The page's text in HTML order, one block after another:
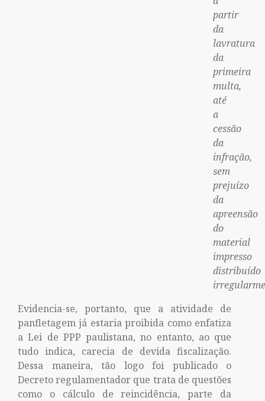
partir
da
lavratura
da
primeira
multa,
até
a
cessão
da
infração,
sem
prejuízo
da
apreensão
do
material
impresso
distribuído
Evidencia-se, portanto, que a atividade de
panfletagem já estaria proibida como enfatiza
a Lei de PPP paulistana, no entanto, ao que
tudo indica, carecia de devida fiscalização.
Dessa maneira, tão logo foi publicado o
Decreto regulamentador que trata de questões
como o cálculo de reincidência, parte da